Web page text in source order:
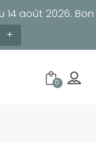
août 2026. Bon
+
0